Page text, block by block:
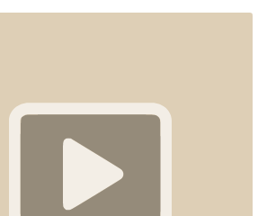
примирения. В двадцати
время находятся на хранении в
Любляны. Их полное
не было обнародовано.
в письмах описываются
манипуляции,
злоупотребление властью, а